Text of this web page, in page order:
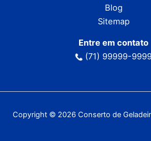
Blog
Sitemap
Entre em contato
(71) 99999-
Copyright © 2026 Conserto de